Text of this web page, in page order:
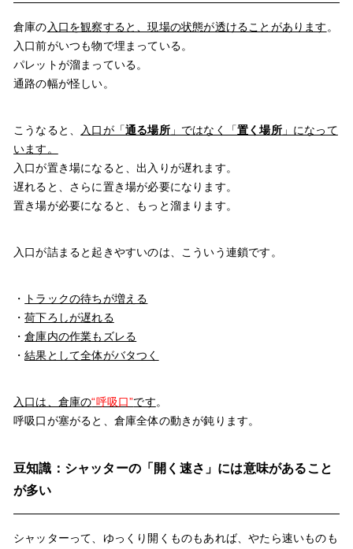
倉庫の 入口を観察すると、現場の状態が透けることがあります 。
入口前がいつも物で埋まっている。
パレットが溜まっている。
通路の幅が怪しい。
こうなると、 入口が「通る場所」ではなく「置く場所」になって
います。
入口が置き場になると、出入りが遅れます。
遅れると、さらに置き場が必要になります。
置き場が必要になると、もっと溜まります。
入口が詰まると起きやすいのは、こういう連鎖です。
・
トラックの待ちが増える
・荷下ろしが遅れる
・倉庫内の作業もズレる
・結果として全体がバタつく
入口は、倉庫の“呼吸口”です。
呼吸口が塞がると、倉庫全体の動きが鈍ります。
豆知識：シャッターの「開く速さ」には意味があること
が多い
シャッターって、ゆっくり開くものもあれば、やたら速いものも